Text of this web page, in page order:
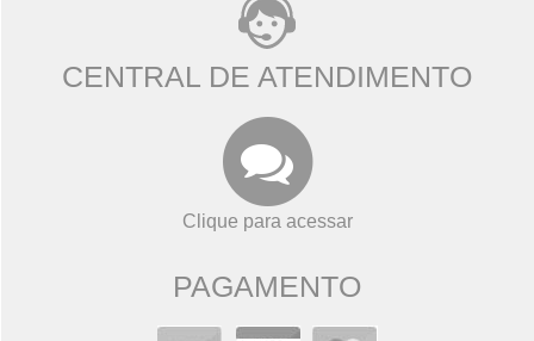
CENTRAL DE ATENDIMENTO
Clique para acessar
PAGAMENTO